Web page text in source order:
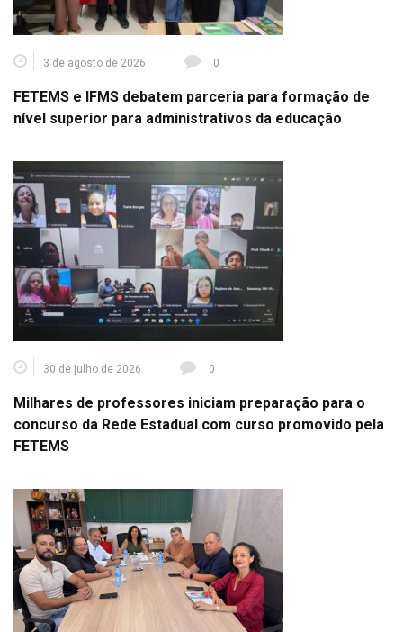
3 de agosto de 2026 0
FETEMS e IFMS debatem parceria para formação de
nível superior para administrativos da educação
30 de julho de 2026 0
Milhares de professores iniciam preparação para o
concurso da Rede Estadual com curso promovido pela
FETEMS